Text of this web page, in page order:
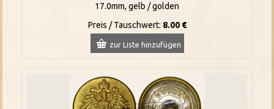
17.0mm, gelb / golden
Preis / Tauschwert: 8.00 €
zur Liste hinzufügen